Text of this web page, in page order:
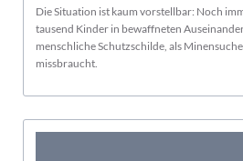
Die Situation ist kaum vorstellbar: Noch
tausend Kinder in bewaffneten
menschliche Schutzschilde, als
missbraucht.